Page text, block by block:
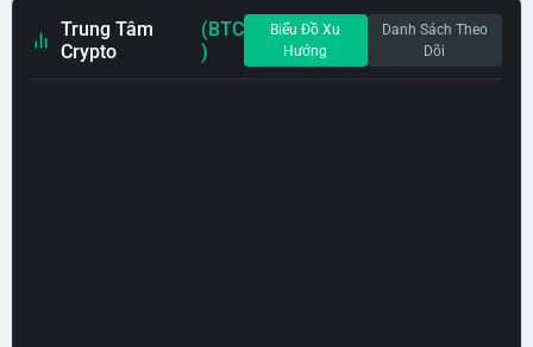
Trung Tâm
Crypto
(BTC
)
Biểu Đồ Xu
Hướng
Danh Sách Theo
Dõi